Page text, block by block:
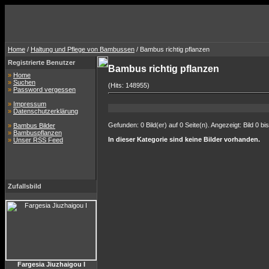
Home / Haltung und Pflege von Bambussen / Bambus richtig pflanzen
Registrierte Benutzer
» Home
» Suchen
» Password vergessen
» Impressum
» Datenschutzerklärung
» Bambus Bilder
» Bambuspflanzen
» Unser RSS Feed
Zufallsbild
Fargesia Jiuzhaigou I
Bambus richtig pflanzen
(Hits: 148955)
Gefunden: 0 Bild(er) auf 0 Seite(n). Angezeigt: Bild 0
In dieser Kategorie sind keine Bilder vorhanden.